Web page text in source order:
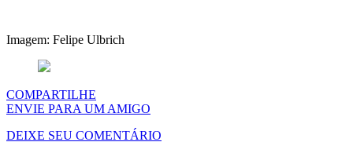
Imagem: Felipe Ulbrich
COMPARTILHE
ENVIE PARA UM AMIGO
DEIXE SEU COMENTÁRIO